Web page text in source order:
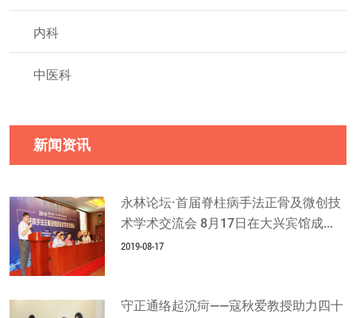
内科
中医科
新闻资讯
永林论坛·首届脊柱病手法正骨及微创技
术学术交流会 8月17日在大兴宾馆成...
2019-08-17
守正通络起沉疴——寇秋爱教授助力四十